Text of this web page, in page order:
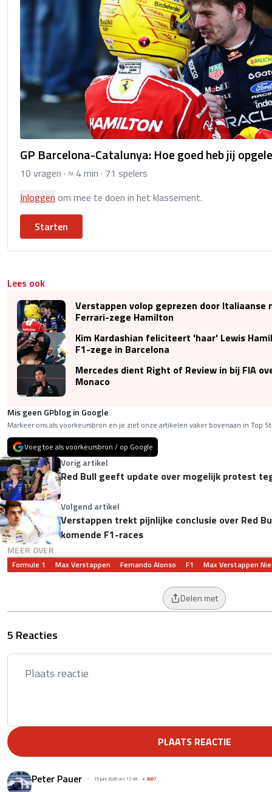
GP Barcelona-Catalunya: Hoe goed heb jij
10 vragen · ≈ 4 min · 71 spelers
Inloggen om mee te doen in het klassement.
Starten
Lees ook
Verstappen volop geprezen door Italiaanse
Ferrari-zege Hamilton
Kim Kardashian feliciteert 'haar' Lewis
F1-zege in Barcelona
Mercedes dient Right of Review in bij FIA
Monaco
Mis geen GPblog in Google
Markeer ons als voorkeursbron en je ziet onze artikelen vaker bovenaan in Top
Voeg toe als voorkeursbron / op Google
Vorig artikel
Red Bull geeft update over mogelijk protest
Volgend artikel
Verstappen trekt pijnlijke conclusie over Red
komende F1-races
MEER OVER
Formule 1 Max Verstappen Fernando Alonso F1 Max Verstappen
Delen met
5 Reacties
PLAATS REACTIE
Peter Pauer 15 juni 2026 om 17:49 +3687